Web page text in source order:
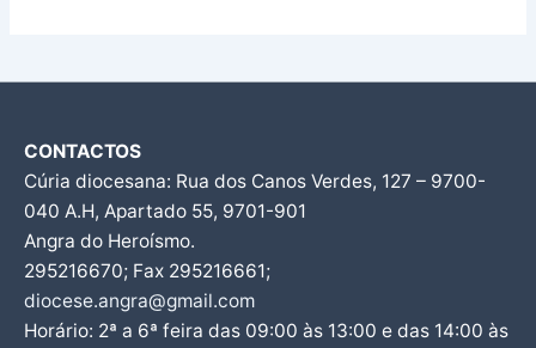
CONTACTOS
Cúria diocesana: Rua dos Canos Verdes, 127 – 9700-
040 A.H, Apartado 55, 9701-901
Angra do Heroísmo.
295216670; Fax 295216661;
diocese.angra@gmail.com
Horário: 2ª a 6ª feira das 09:00 às 13:00 e das 14:00 às